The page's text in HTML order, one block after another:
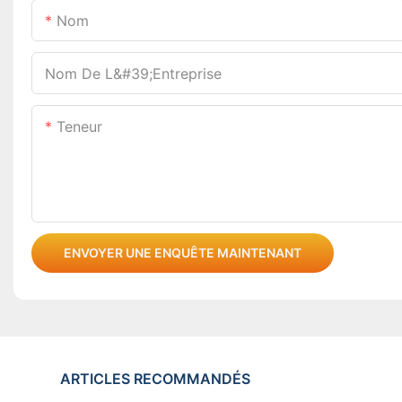
Nom
Nom De L&#39;entreprise
Teneur
ENVOYER UNE ENQUÊTE MAINTENANT
ARTICLES RECOMMANDÉS